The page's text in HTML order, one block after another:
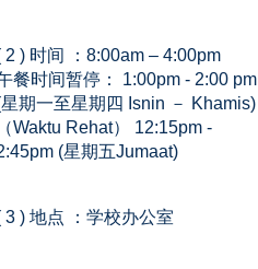
2 ) 时间 ：8:00am – 4:00pm
餐时间暂停： 1:00pm - 2:00 pm
期一至星期四 Isnin － Khamis)
（Waktu Rehat） 12:15pm -
(星期五Jumaat)
3 ) 地点 ：学校办公室